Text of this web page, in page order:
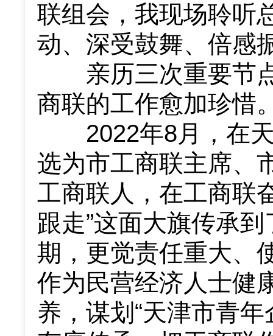
联组会，我现场聆听
动、深受鼓舞、倍感
亲历三次重要节点
商联的工作愈加珍惜
2022年8月，在天
选为市工商联主席、
工商联人，在工商联
跟走”这面大旗传承
期，更觉责任重大、
作为民营经济人士健
养，谋划“天津市青